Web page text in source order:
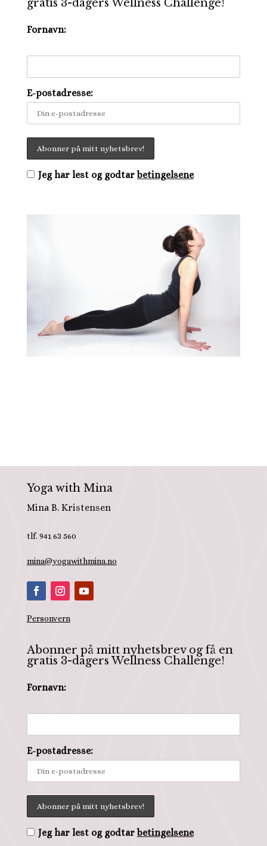
gratis 3-dagers Wellness Challenge!
Fornavn:
E-postadresse:
Jeg har lest og godtar betingelsene
Yoga with Mina
Mina B. Kristensen
tlf. 941 63 560
mina@yogawithmina.no
Personvern
Abonner på mitt nyhetsbrev og få en
gratis 3-dagers Wellness Challenge!
Fornavn:
E-postadresse:
Jeg har lest og godtar betingelsene